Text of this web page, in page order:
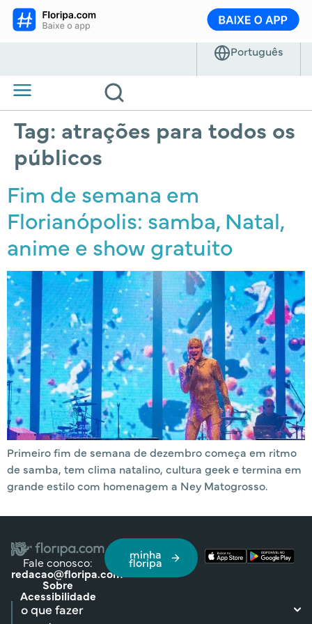
Tag: atrações para todos os
públicos
Fim de semana em
Florianópolis: samba, Natal,
anime e show gratuito
Primeiro fim de semana de dezembro começa em ritmo
de samba, tem clima natalino, cultura geek e termina em
grande estilo com homenagem a Ney Matogrosso.
Fale conosco:
redacao@floripa.com
Sobre
Acessibilidade
minha
floripa
o que fazer